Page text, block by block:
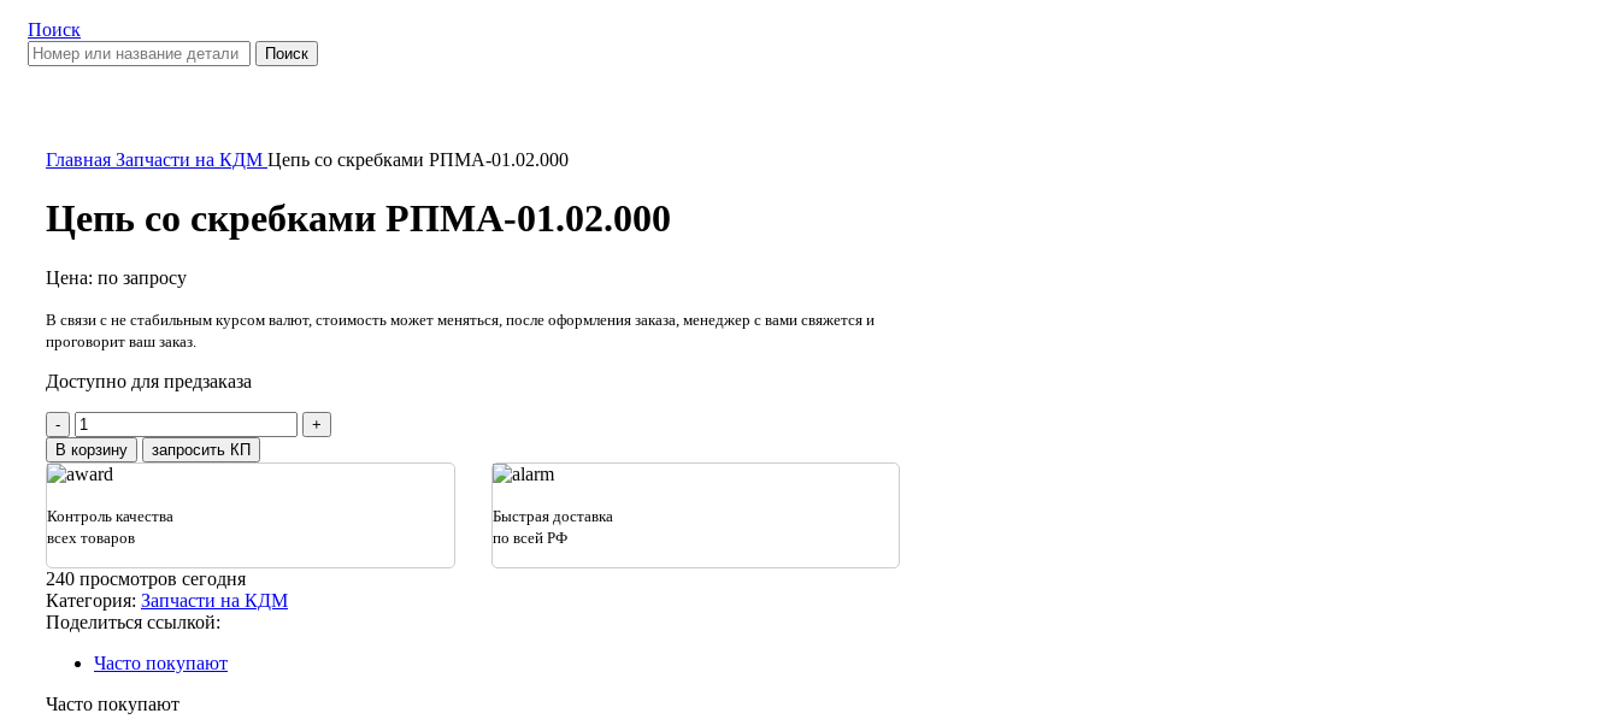
Поиск
Поиск
Главная Запчасти на КДМ Цепь со скребками РПМА-01.02.000
Цепь со скребками РПМА-01.02.000
Цена: по запросу
В связи с не стабильным курсом валют, стоимость может меняться, после оформления заказа, менеджер с вами свяжется и
проговорит ваш заказ.
Доступно для предзаказа
Количество
товара
Цепь
со
РПМА-01.02.000
В корзину запросить КП
Контроль качества
всех товаров
Быстрая доставка
по всей РФ
240 просмотров сегодня
Категория: Запчасти на КДМ
Поделиться ссылкой:
Часто покупают
Часто покупают